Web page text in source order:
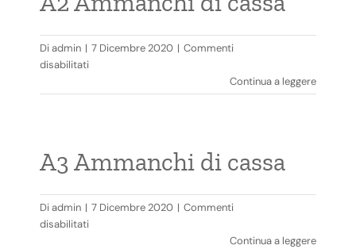
Diadmin | 7 Dicembre 2020 | Commenti
disabilitatisu
Ammanchi
Continua a leggere
A3 Ammanchi di cassa
Diadmin | 7 Dicembre 2020 | Commenti
disabilitatisu
Continua a leggere